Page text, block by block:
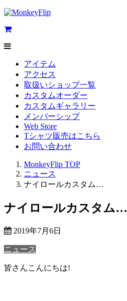
アイテム
アクセス
取扱いショップ一覧
カスタムオーダー
カスタムギャラリー
メンバーシップ
Web Store
Tシャツ販売はこちら
お問い合わせ
MonkeyFlip TOP
ニュース
ナイロールカスタム…
ナイロールカスタム…
2019年7月6日
ニュース
皆さんこんにちは!